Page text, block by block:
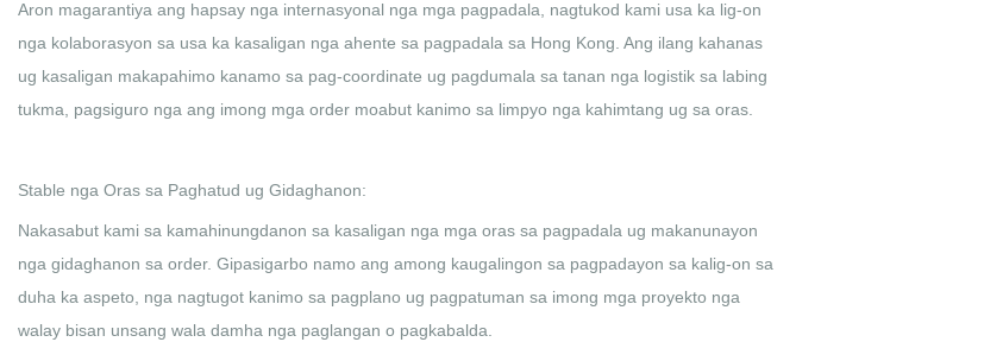
Aron magarantiya ang hapsay nga internasyonal nga mga pagpadala, nagtukod kami usa ka lig-on
nga kolaborasyon sa usa ka kasaligan nga ahente sa pagpadala sa Hong Kong. Ang ilang kahanas
ug kasaligan makapahimo kanamo sa pag-coordinate ug pagdumala sa tanan nga logistik sa labing
tukma, pagsiguro nga ang imong mga order moabut kanimo sa limpyo nga kahimtang ug sa oras.
Stable nga Oras sa Paghatud ug Gidaghanon:
Nakasabut kami sa kamahinungdanon sa kasaligan nga mga oras sa pagpadala ug makanunayon
nga gidaghanon sa order. Gipasigarbo namo ang among kaugalingon sa pagpadayon sa kalig-on sa
duha ka aspeto, nga nagtugot kanimo sa pagplano ug pagpatuman sa imong mga proyekto nga
walay bisan unsang wala damha nga paglangan o pagkabalda.